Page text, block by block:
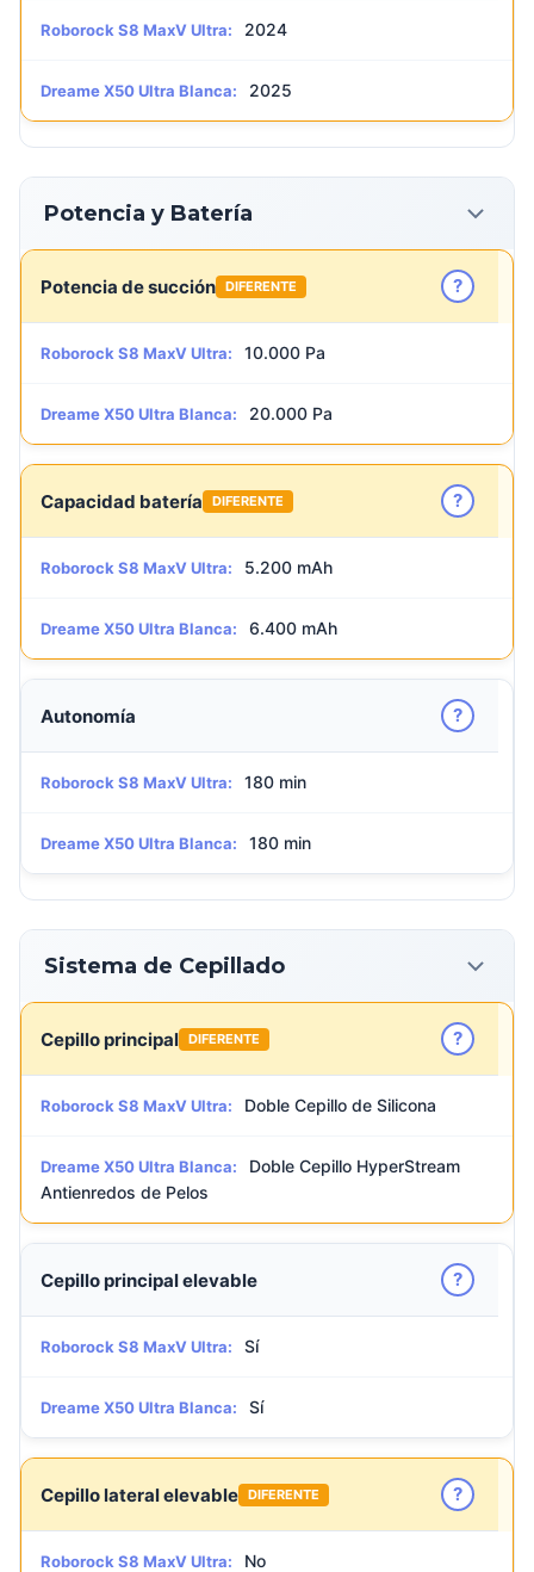
Roborock S8 MaxV Ultra: 2024
Dreame X50 Ultra Blanca: 2025
Potencia y Batería
Potencia de succión DIFERENTE ?
Roborock S8 MaxV Ultra: 10.000 Pa
Dreame X50 Ultra Blanca: 20.000 Pa
Capacidad batería DIFERENTE ?
Roborock S8 MaxV Ultra: 5.200 mAh
Dreame X50 Ultra Blanca: 6.400 mAh
Autonomía ?
Roborock S8 MaxV Ultra: 180 min
Dreame X50 Ultra Blanca: 180 min
Sistema de Cepillado
Cepillo principal DIFERENTE ?
Roborock S8 MaxV Ultra: Doble Cepillo de Silicona
Dreame X50 Ultra Blanca:
Doble Cepillo HyperStream
Antienredos de Pelos
Cepillo principal elevable ?
Roborock S8 MaxV Ultra: Sí
Dreame X50 Ultra Blanca: Sí
Cepillo lateral elevable DIFERENTE ?
Roborock S8 MaxV Ultra: No